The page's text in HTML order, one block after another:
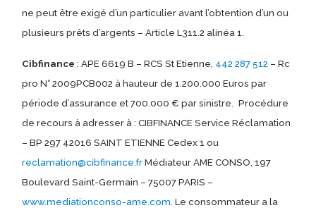
ne peut être exigé d’un particulier avant l’obtention d’un ou
plusieurs prêts d’argents – Article L311.2 alinéa 1.
Cibfinance: APE 6619 B – RCS St Etienne, 442 287 512 – Rc
pro N° 2009PCB002 à hauteur de 1.200.000 Euros par
période d’assurance et 700.000 € par sinistre.
Procédure
de recours à adresser à : CIBFINANCE Service Réclamation
– BP 297 42016 SAINT ETIENNE Cedex 1 ou
reclamation@cibfinance.frMédiateur AME CONSO, 197
Boulevard Saint-Germain – 75007 PARIS –
www.mediationconso-ame.com . Le consommateur a la